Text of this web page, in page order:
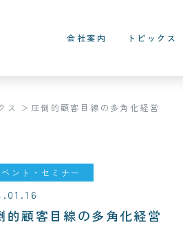
会社案内 トピックス
ス 圧倒的顧客目線の多角化経営
ベント・セミナー
的顧客目線の多角化経営